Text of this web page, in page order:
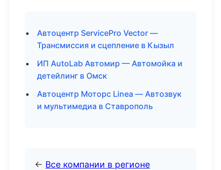
Автоцентр ServicePro Vector —
Трансмиссия и сцепление в Кызыл
ИП AutoLab Автомир — Автомойка и
детейлинг в Омск
Автоцентр Моторс Linea — Автозвук
и мультимедиа в Ставрополь
← Все компании в регионе